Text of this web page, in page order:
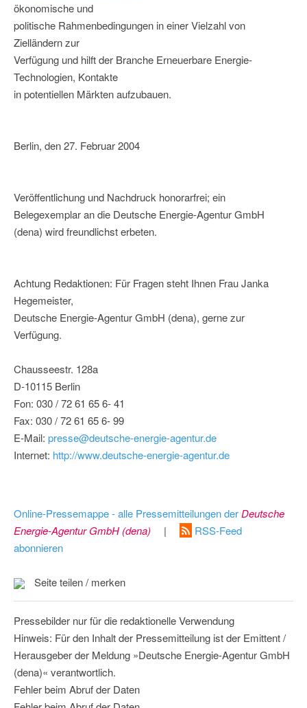
ökonomische und
politische Rahmenbedingungen in einer Vielzahl von
Zielländern zur
Verfügung und hilft der Branche Erneuerbare Energie-
Technologien, Kontakte
in potentiellen Märkten aufzubauen.
Berlin, den 27. Februar 2004
Veröffentlichung und Nachdruck honorarfrei; ein
Belegexemplar an die Deutsche Energie-Agentur GmbH
(dena) wird freundlichst erbeten.
Achtung Redaktionen: Für Fragen steht Ihnen Frau Janka
Hegemeister,
Deutsche Energie-Agentur GmbH (dena), gerne zur
Verfügung.
Chausseestr. 128a
D-10115 Berlin
Fon: 030 / 72 61 65 6- 41
Fax: 030 / 72 61 65 6- 99
E-Mail: presse@deutsche-energie-agentur.de
Internet: http://www.deutsche-energie-agentur.de
Online-Pressemappe - alle Pressemitteilungen derDeutsche
Energie-Agentur GmbH (dena)
|
RSS-Feed
abonnieren
Seite teilen / merken
Pressebilder nur für die redaktionelle Verwendung
Hinweis: Für den Inhalt der Pressemitteilung ist der Emittent /
Herausgeber der Meldung »Deutsche Energie-Agentur GmbH
(dena)« verantwortlich.
Fehler beim Abruf der Daten